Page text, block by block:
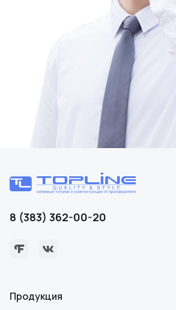
8 (383) 362-00-20
Продукция